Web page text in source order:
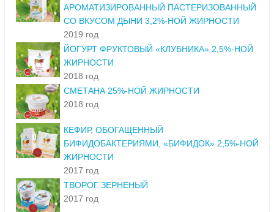
АРОМАТИЗИРОВАННЫЙ ПАСТЕРИЗОВАННЫЙ
СО ВКУСОМ ДЫНИ 3,2%-НОЙ ЖИРНОСТИ
2019 год
ЙОГУРТ ФРУКТОВЫЙ «КЛУБНИКА» 2,5%-НОЙ
ЖИРНОСТИ
2018 год
СМЕТАНА 25%-НОЙ ЖИРНОСТИ
2018 год
КЕФИР, ОБОГАЩЕННЫЙ
БИФИДОБАКТЕРИЯМИ, «БИФИДОК» 2,5%-НОЙ
ЖИРНОСТИ
2017 год
ТВОРОГ ЗЕРНЕНЫЙ
2017 год